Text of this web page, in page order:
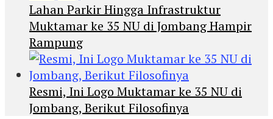
Lahan Parkir Hingga Infrastruktur
Muktamar ke 35 NU di Jombang Hampir
Rampung
Resmi, Ini Logo Muktamar ke 35 NU di
Jombang, Berikut Filosofinya